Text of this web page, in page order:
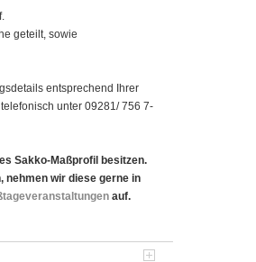
geteilt, sowie
entsprechend Ihrer
unter 09281/ 756 7-
Sakko-Maßprofil besitzen.
nehmen wir diese gerne in
auf.